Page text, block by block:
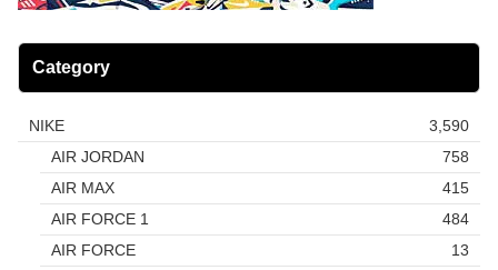
Category
NIKE
3,590
AIR JORDAN
758
AIR MAX
415
AIR FORCE 1
484
AIR FORCE
13